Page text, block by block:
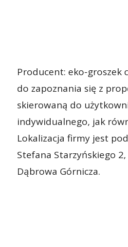
Producent: eko-groszek
do zapoznania się z
skierowaną do
indywidualnego, jak
Lokalizacja firmy jest
Stefana Starzyńskiego
Dąbrowa Górnicza.